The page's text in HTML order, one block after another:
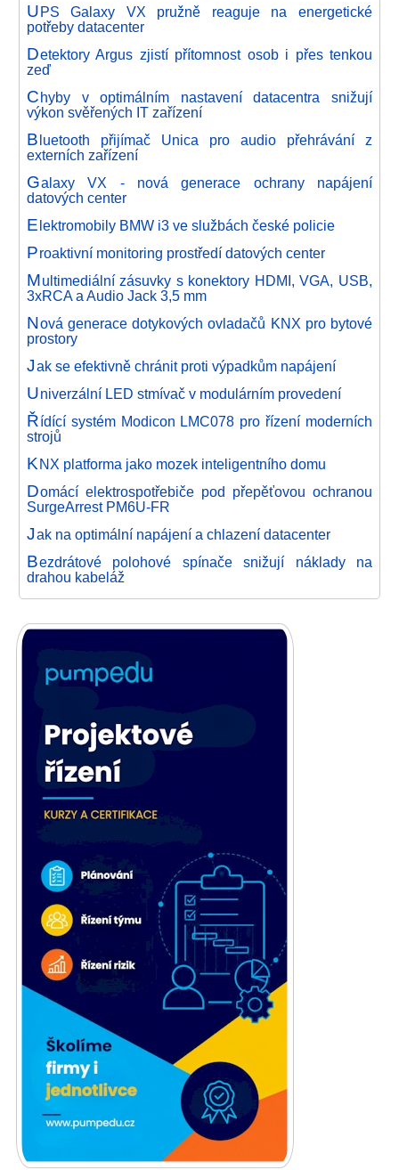
UPS Galaxy VX pružně reaguje na energetické
potřeby datacenter
Detektory Argus zjistí přítomnost osob i přes tenkou
zeď
Chyby v optimálním nastavení datacentra snižují
výkon svěřených IT zařízení
Bluetooth přijímač Unica pro audio přehrávání z
externích zařízení
Galaxy VX - nová generace ochrany napájení
datových center
Elektromobily BMW i3 ve službách české policie
Proaktivní monitoring prostředí datových center
Multimediální zásuvky s konektory HDMI, VGA, USB,
3xRCA a Audio Jack 3,5 mm
Nová generace dotykových ovladačů KNX pro bytové
prostory
Jak se efektivně chránit proti výpadkům napájení
Univerzální LED stmívač v modulárním provedení
Řídící systém Modicon LMC078 pro řízení moderních
strojů
KNX platforma jako mozek inteligentního domu
Domácí elektrospotřebiče pod přepěťovou ochranou
SurgeArrest PM6U-FR
Jak na optimální napájení a chlazení datacenter
Bezdrátové polohové spínače snižují náklady na
drahou kabeláž